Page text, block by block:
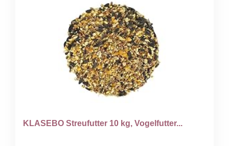
KLASEBO Streufutter 10 kg, Vogelfutter...